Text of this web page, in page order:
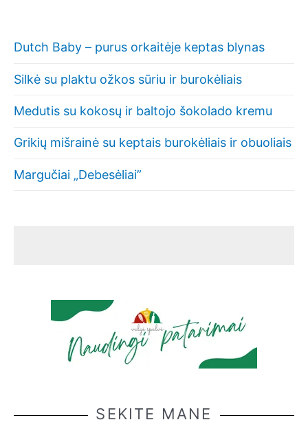
Dutch Baby – purus orkaitėje keptas blynas
Silkė su plaktu ožkos sūriu ir burokėliais
Medutis su kokosų ir baltojo šokolado kremu
Grikių mišrainė su keptais burokėliais ir obuoliais
Margučiai „Debesėliai”
SEKITE MANE